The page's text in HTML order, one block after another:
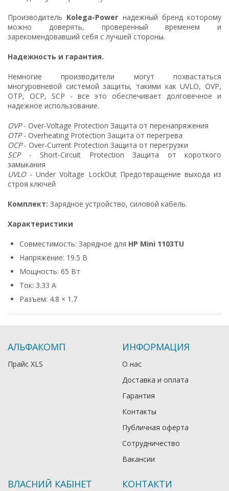
Производитель Kolega-Power надежный бренд которому
можно доверять, проверенный временем и
зарекомендовавший себя с лучшей стороны.
Надежность и гарантия.
Немногие производители могут похвастаться
многуровневой системой защиты, такими как UVLO, OVP,
OTP, OCP, SCP - все это обеспечивает долговечное и
надежное использование.
OVP- Over-Voltage Protection Защита от перенапряжения
OTP- Overheating Protection Защита от перегрева
OCP- Over-Current Protection Защита от перегрузки
SCP- Short-Circuit Protection Защита от короткого
замыкания
UVLO- Under Voltage LockOut Предотвращение выхода из
строя ключей
Комплект: Зарядное устройство, силовой кабель.
Характеристики
Совместимость: Зарядное для HP Mini 1103TU
Напряжение: 19.5 В
Мощность: 65 Вт
Ток: 3.33 А
Разъем: 4.8 × 1.7
АЛЬФАКОМП
Прайс XLS
ИНФОРМАЦИЯ
О нас
Доставка и оплата
Гарантия
Контакты
Публичная оферта
Сотрудничество
Вакансии
ВЛАСНИЙ КАБІНЕТ КОНТАКТИ